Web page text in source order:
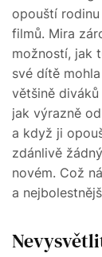
opouští
filmů. Mira
možností, jak
své dítě
většině
jak výrazně
a když ji
zdánlivě
novém. Což
a